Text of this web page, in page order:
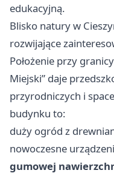
edukacyjną.
Blisko natury w
rozwijające
Położenie przy
Miejski” daje
przyrodniczych i
budynku to:
duży ogród z
nowoczesne
gumowej